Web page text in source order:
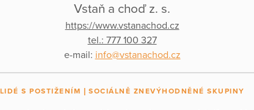
Vstaň a choď z. s.
https://www.vstanachod.cz
tel.: 777 100 327
e-mail: info@vstanachod.cz
LIDÉ S POSTIŽENÍM SOCIÁLNĚ ZNEVÝHODNĚNÉ SKUPINY